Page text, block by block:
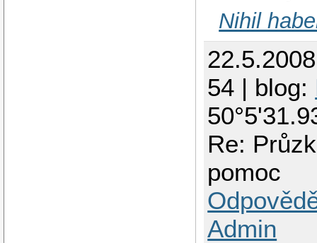
Nihil
54 | blog:
Re:
pomoc
Admin